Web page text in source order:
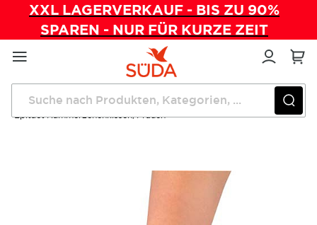
XXL LAGERVERKAUF - BIS ZU 90%
SPAREN - NUR FÜR KURZE ZEIT
Direkt
zum
Inhalt
Startseite
Wundversorgung
Epitact Hammerzehenkissen, Frauen